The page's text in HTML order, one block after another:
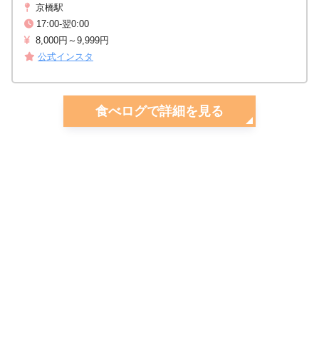
京橋駅
17:00-翌0:00
8,000円～9,999円
公式インスタ
食べログで詳細を見る